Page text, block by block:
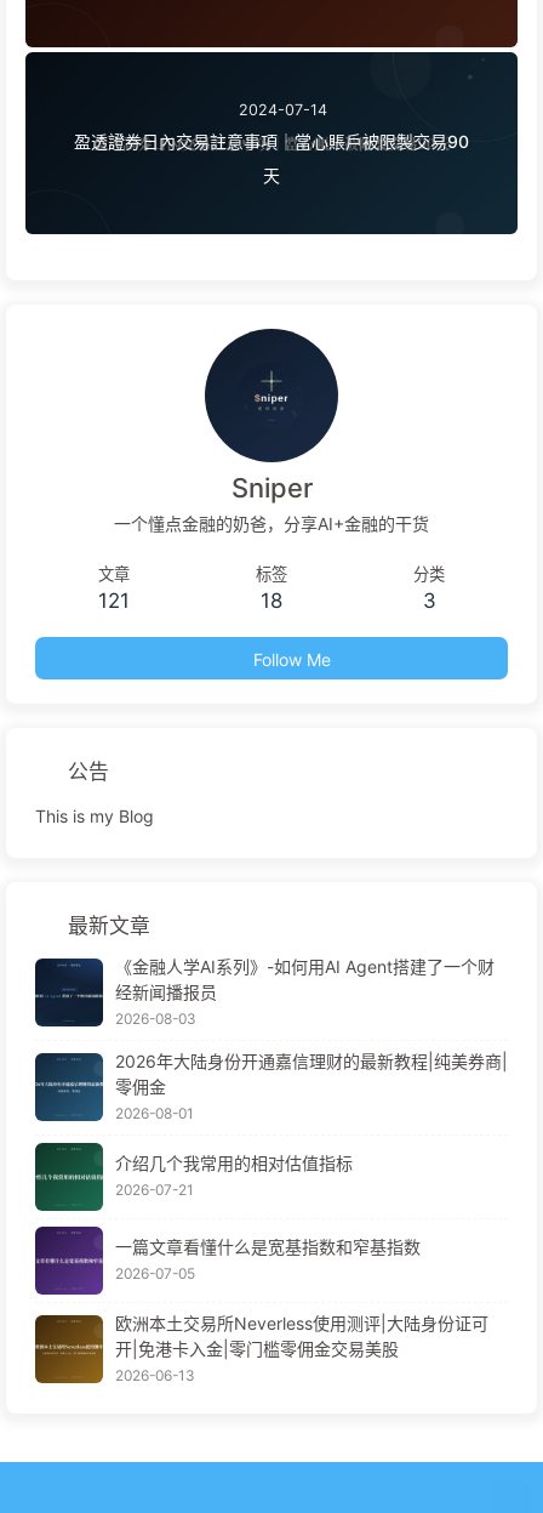
2024-07-14
盈透證券日內交易註意事項｜當心賬戶被限製交易90
天
Sniper
一个懂点金融的奶爸，分享AI+金融的干货
文章
121
标签
18
分类
3
Follow Me
公告
This is my Blog
最新文章
《金融人学AI系列》-如何用AI Agent搭建了一个财
经新闻播报员
2026-08-03
2026年大陆身份开通嘉信理财的最新教程|纯美券商|
零佣金
2026-08-01
介绍几个我常用的相对估值指标
2026-07-21
一篇文章看懂什么是宽基指数和窄基指数
2026-07-05
欧洲本土交易所Neverless使用测评|大陆身份证可
开|免港卡入金|零门槛零佣金交易美股
2026-06-13